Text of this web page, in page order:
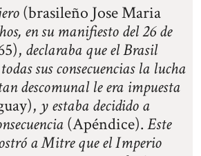
(brasileño Jose Maria
en su manifiesto del 26 de
declaraba que el Brasil
sus consecuencias la lucha
descomunal le era impuesta
y estaba decidido a
(Apéndice).Este
a Mitre que el Imperio